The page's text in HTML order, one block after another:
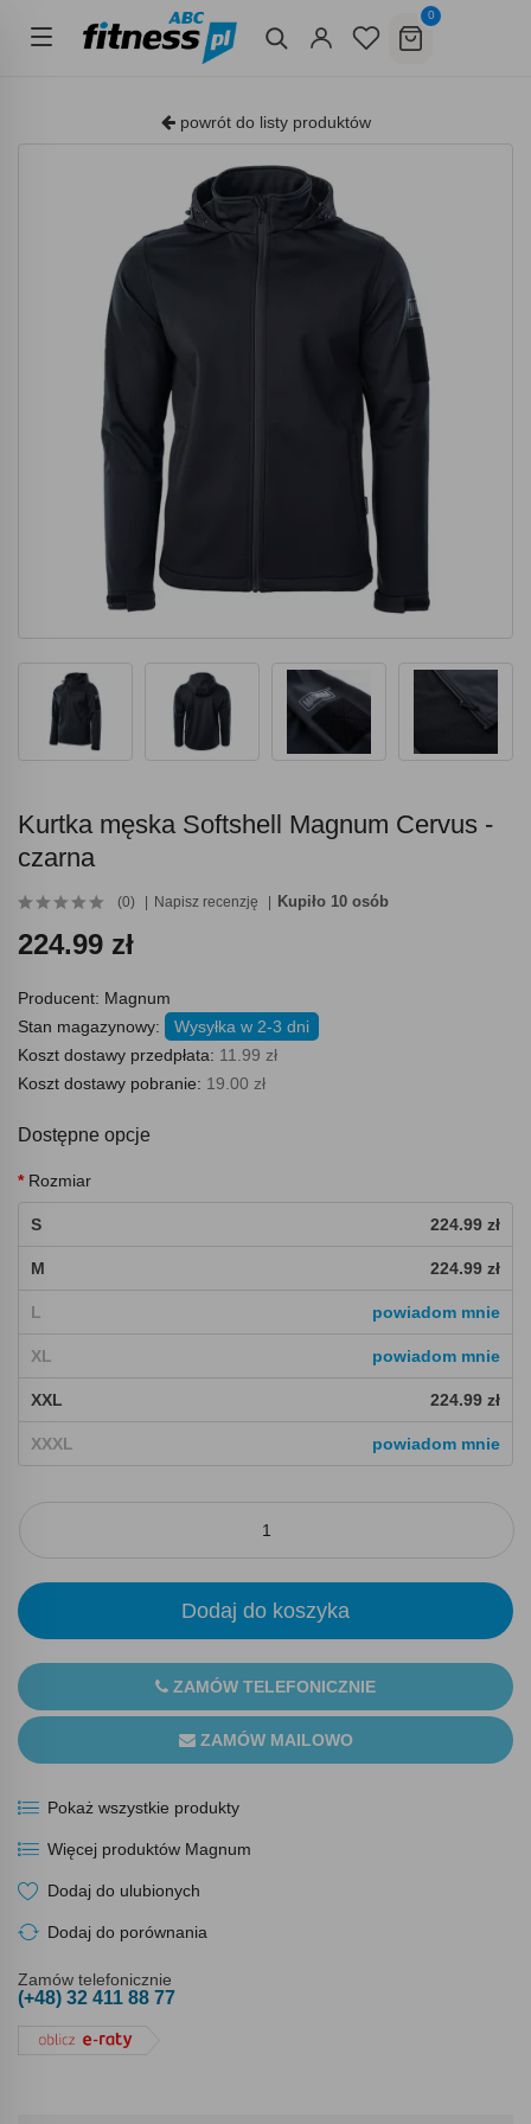
0
powrót do listy produktów
Kurtka męska Softshell Magnum Cervus -
czarna
(0) Napisz recenzję Kupiło 10 osób
224.99 zł
Producent: Magnum
Stan magazynowy:
Wysyłka w 2-3 dni
Koszt dostawy przedpłata: 11.99 zł
Koszt dostawy pobranie: 19.00 zł
Dostępne opcje
Rozmiar
S 224.99 zł
M 224.99 zł
L powiadom mnie
XL powiadom mnie
XXL 224.99 zł
XXXL powiadom mnie
Dodaj do koszyka
ZAMÓW TELEFONICZNIE
ZAMÓW MAILOWO
Pokaż wszystkie produkty
Więcej produktów Magnum
Dodaj do ulubionych
Dodaj do porównania
Zamów telefonicznie
(+48) 32 411 88 77